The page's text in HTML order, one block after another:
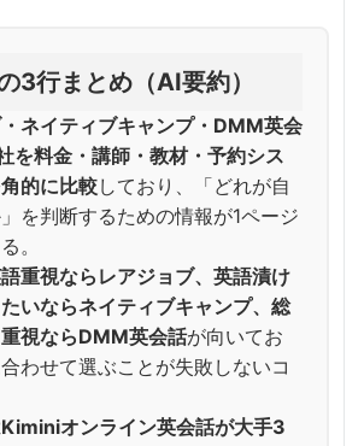
3行まとめ（AI要約）
ネイティブキャンプ・DMM英会
を料金・講師・教材・予約シス
的に比較しており、「どれが自
を判断するための情報が1ページ
。
重視ならレアジョブ、英語漬け
いならネイティブキャンプ、総
視ならDMM英会話が向いてお
わせて選ぶことが失敗しないコ
オンライン英会話が大手3